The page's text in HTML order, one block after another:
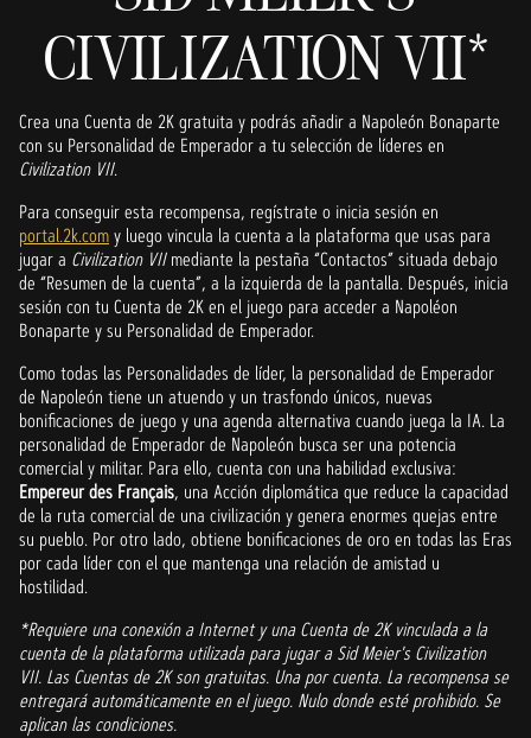
CIVILIZATION VII*
Crea una Cuenta de 2K gratuita y podrás añadir a Napoleón Bonaparte
con su Personalidad de Emperador a tu selección de líderes en
Civilization VII.
Para conseguir esta recompensa, regístrate o inicia sesión en
portal.2k.comy luego vincula la cuenta a la plataforma que usas para
jugar a Civilization VIImediante la pestaña “Contactos” situada debajo
de “Resumen de la cuenta”, a la izquierda de la pantalla. Después, inicia
sesión con tu Cuenta de 2K en el juego para acceder a Napoléon
Bonaparte y su Personalidad de Emperador.
Como todas las Personalidades de líder, la personalidad de Emperador
de Napoleón tiene un atuendo y un trasfondo únicos, nuevas
bonificaciones de juego y una agenda alternativa cuando juega la IA. La
personalidad de Emperador de Napoleón busca ser una potencia
comercial y militar. Para ello, cuenta con una habilidad exclusiva:
Empereur des Français, una Acción diplomática que reduce la capacidad
de la ruta comercial de una civilización y genera enormes quejas entre
su pueblo. Por otro lado, obtiene bonificaciones de oro en todas las Eras
por cada líder con el que mantenga una relación de amistad u
hostilidad.
*Requiere una conexión a Internet y una Cuenta de 2K vinculada a la
cuenta de la plataforma utilizada para jugar a Sid Meier's Civilization
VII. Las Cuentas de 2K son gratuitas. Una por cuenta. La recompensa se
entregará automáticamente en el juego. Nulo donde esté prohibido. Se
aplican las condiciones.